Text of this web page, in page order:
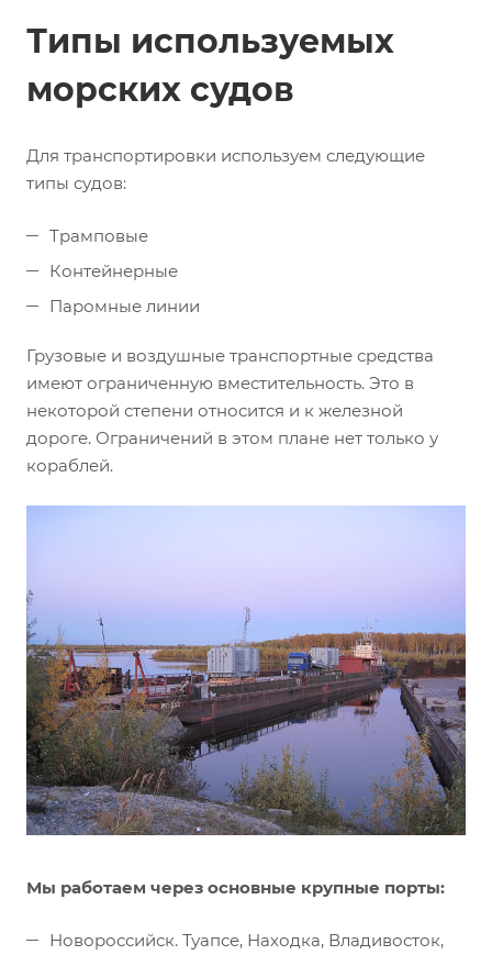
Типы используемых
морских судов
Для транспортировки используем следующие
типы судов:
Трамповые
Контейнерные
Паромные линии
Грузовые и воздушные транспортные средства
имеют ограниченную вместительность. Это в
некоторой степени относится и к железной
дороге. Ограничений в этом плане нет только у
кораблей.
Мы работаем через основные крупные порты:
Новороссийск. Туапсе, Находка, Владивосток,